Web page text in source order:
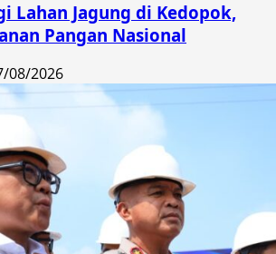
Lahan Jagung di Kedopok,
Pangan Nasional
08/2026